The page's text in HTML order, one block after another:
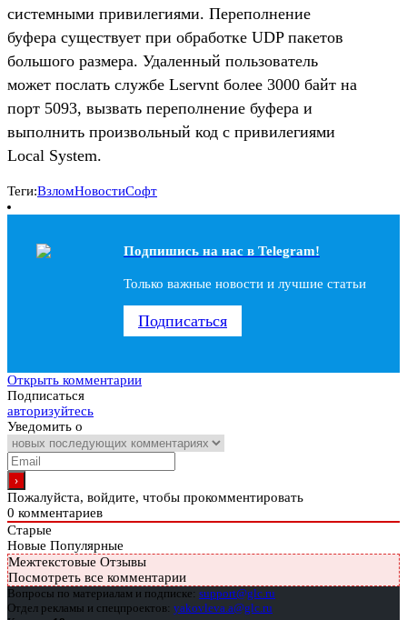
системными привилегиями. Переполнение
буфера существует при обработке UDP пакетов
большого размера. Удаленный пользователь
может послать службе Lservnt более 3000 байт на
порт 5093, вызвать переполнение буфера и
выполнить произвольный код с привилегиями
Local System.
Теги:ВзломНовостиСофт
Подпишись на наc в Telegram!
Только важные новости и лучшие статьи
Подписаться
Открыть комментарии
Подписаться
авторизуйтесь
Уведомить о
Пожалуйста, войдите, чтобы прокомментировать
0 комментариев
Старые
Новые Популярные
Межтекстовые Отзывы
Посмотреть все комментарии
Вопросы по материалам и подписке: support@glc.ru
Отдел рекламы и спецпроектов: yakovleva.a@glc.ru